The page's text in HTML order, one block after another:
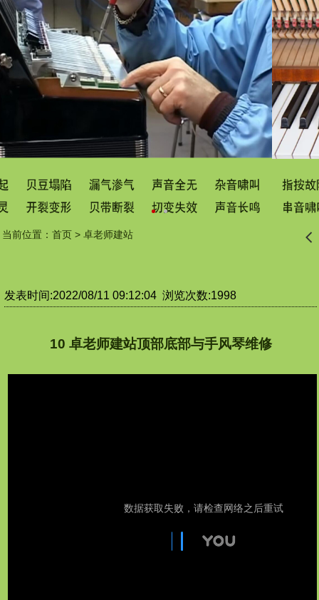
当前位置： 首页> 卓老师建站 󰊒
发表时间:2022/08/11 09:12:04 浏览次数:1998
10 卓老师建站顶部底部与手风琴维修